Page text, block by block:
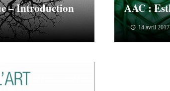
– Introduction AAC :
14 avril 2017